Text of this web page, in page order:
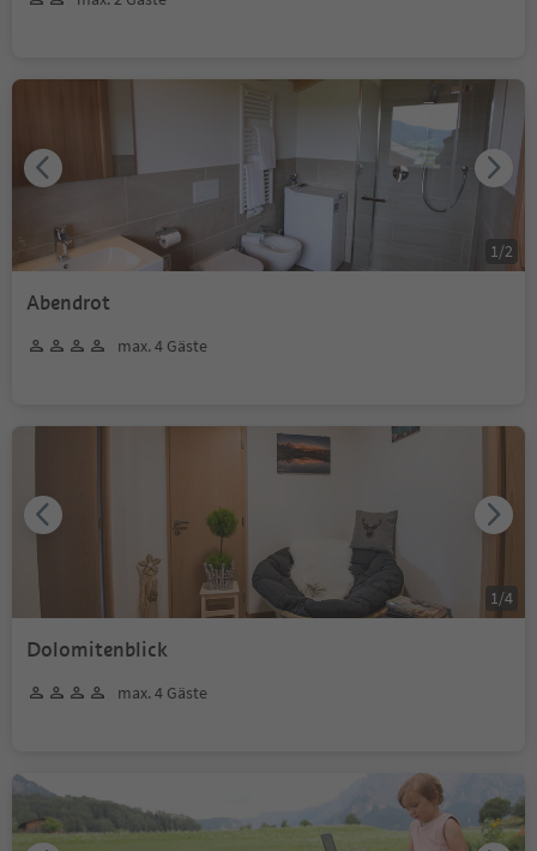
Abendrot
max. 4 Gäste
1 /2
Dolomitenblick
max. 4 Gäste
1 /4